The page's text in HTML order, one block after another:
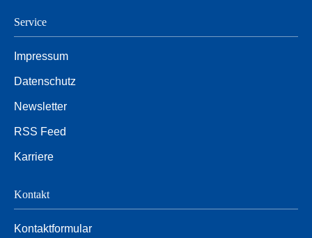
Service
Impressum
Datenschutz
Newsletter
RSS Feed
Karriere
Kontakt
Kontaktformular